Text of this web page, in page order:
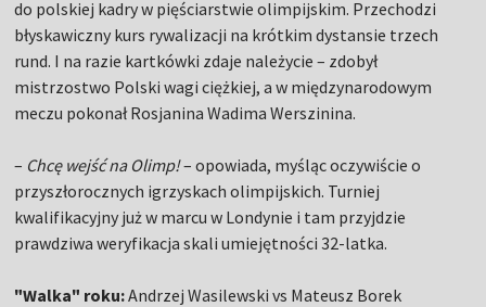
do polskiej kadry w pięściarstwie olimpijskim. Przechodzi
błyskawiczny kurs rywalizacji na krótkim dystansie trzech
rund. I na razie kartkówki zdaje należycie – zdobył
mistrzostwo Polski wagi ciężkiej, a w międzynarodowym
meczu pokonał Rosjanina Wadima Werszinina.
– Chcę wejść na Olimp!– opowiada, myśląc oczywiście o
przyszłorocznych igrzyskach olimpijskich. Turniej
kwalifikacyjny już w marcu w Londynie i tam przyjdzie
prawdziwa weryfikacja skali umiejętności 32-latka.
"Walka" roku:Andrzej Wasilewski vs Mateusz Borek